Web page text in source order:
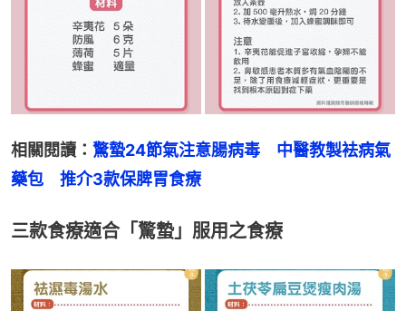
相關閱讀： 驚蟄24節氣注意腸病毒　中醫教製袪病氣
藥包　推介3款保脾胃食療
三款食療適合「驚蟄」服用之食療